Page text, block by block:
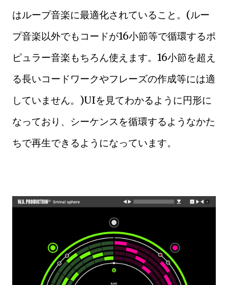
はループ音楽に最適化されていること。(ルー
プ音楽以外でもコードが16小節等で循環するポ
ピュラー音楽もちろん使えます。16小節を超え
る長いコードワークやフレーズの作成等には適
していません。)UIを見てわかるように円形に
なっており、シーケンスを循環するようなかた
ちで再生できるようになっています。